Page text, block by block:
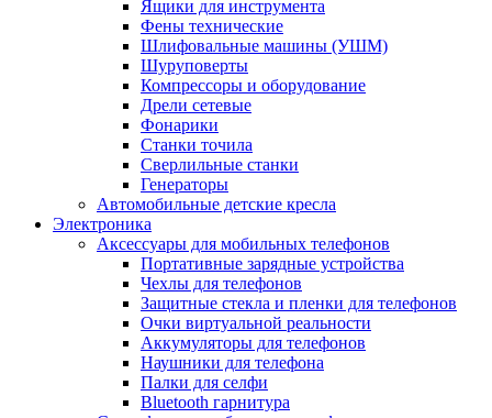
Ящики для инструмента
Фены технические
Шлифовальные машины (УШМ)
Шуруповерты
Компрессоры и оборудование
Дрели сетевые
Фонарики
Станки точила
Сверлильные станки
Генераторы
Автомобильные детские кресла
Электроника
Аксессуары для мобильных телефонов
Портативные зарядные устройства
Чехлы для телефонов
Защитные стекла и пленки для телефонов
Очки виртуальной реальности
Аккумуляторы для телефонов
Наушники для телефона
Палки для селфи
Bluetooth гарнитура